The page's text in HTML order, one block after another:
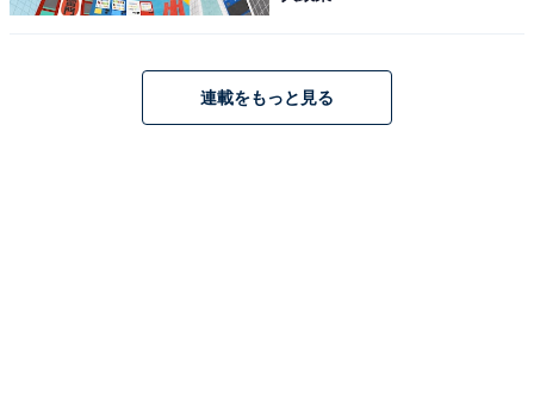
アクセス
【お車】中央自動車道「諏訪南インター」から約7分
連載をもっと見る